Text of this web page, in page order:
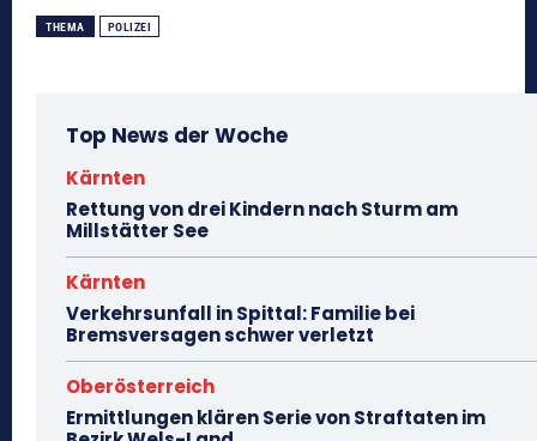
THEMA POLIZEI
Top News der Woche
Kärnten
Rettung von drei Kindern nach Sturm am
Millstätter See
Kärnten
Verkehrsunfall in Spittal: Familie bei
Bremsversagen schwer verletzt
Oberösterreich
Ermittlungen klären Serie von Straftaten im